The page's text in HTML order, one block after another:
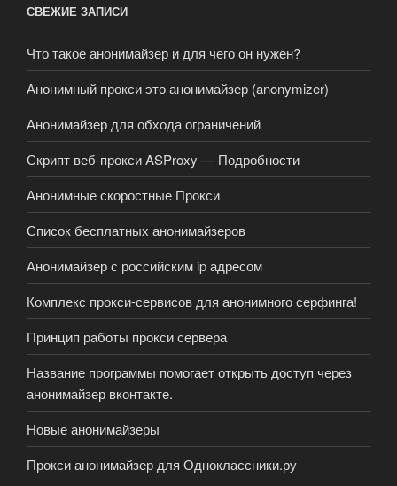
СВЕЖИЕ ЗАПИСИ
Что такое анонимайзер и для чего он нужен?
Анонимный прокси это анонимайзер (anonymizer)
Анонимайзер для обхода ограничений
Скрипт веб-прокси ASProxy — Подробности
Анонимные скоростные Прокси
Список бесплатных анонимайзеров
Анонимайзер с российским ip адресом
Комплекс прокси-сервисов для анонимного серфинга!
Принцип работы прокси сервера
Название программы помогает открыть доступ через
анонимайзер вконтакте.
Новые анонимайзеры
Прокси анонимайзер для Одноклассники.ру